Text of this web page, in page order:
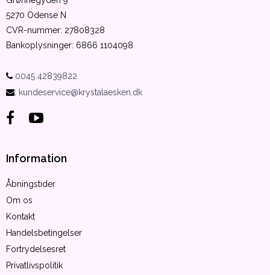
5270 Odense N
CVR-nummer: 27808328
Bankoplysninger: 6866 1104098
0045 42839822
: kundeservice@krystalaesken.dk
Information
Åbningstider
Om os
Kontakt
Handelsbetingelser
Fortrydelsesret
Privatlivspolitik